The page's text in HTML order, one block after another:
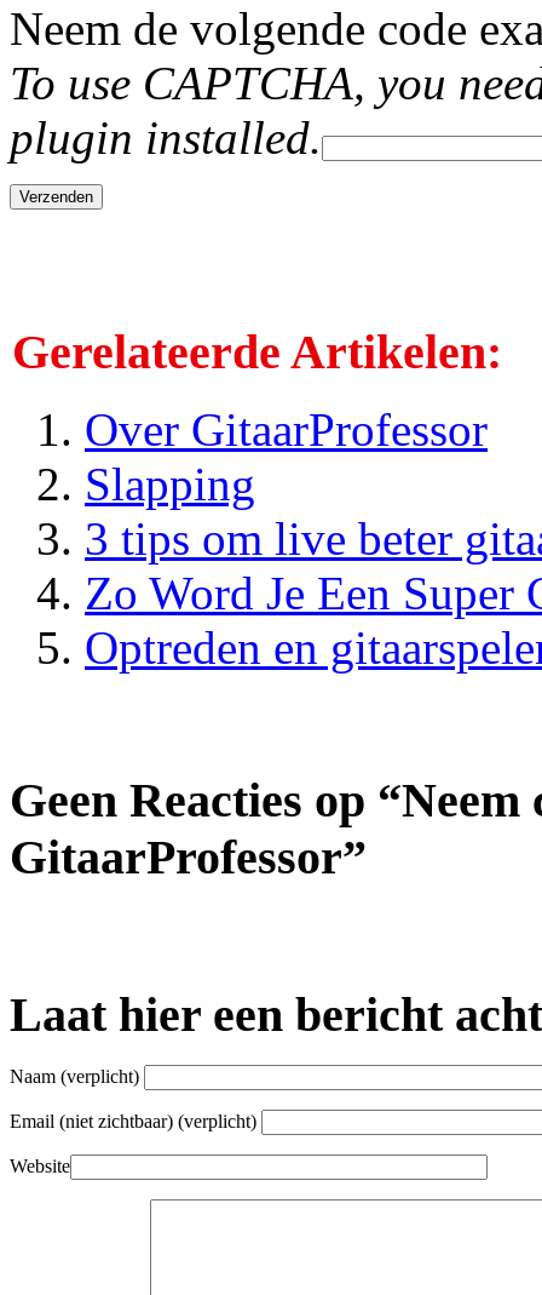
Neem de volgende code
To use CAPTCHA, you
plugin installed.
Gerelateerde Artikelen:
Over GitaarProfessor
Slapping
3 tips om live beter
Zo Word Je Een
Optreden en
Geen Reacties op
GitaarProfessor”
Laat hier een bericht
Naam (verplicht)
Email (niet zichtbaar) (verplicht)
Website